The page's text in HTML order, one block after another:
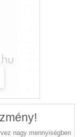
nagy mennyiségben